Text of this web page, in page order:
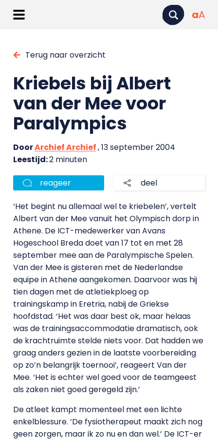
aA
Terug naar overzicht
Kriebels bij Albert
van der Mee voor
Paralympics
DoorArchief Archief, 13 september 2004
Leestijd:2 minuten
reageer deel
‘Het begint nu allemaal wel te kriebelen’, vertelt
Albert van der Mee vanuit het Olympisch dorp in
Athene. De ICT-medewerker van Avans
Hogeschool Breda doet van 17 tot en met 28
september mee aan de Paralympische Spelen.
Van der Mee is gisteren met de Nederlandse
equipe in Athene aangekomen. Daarvoor was hij
tien dagen met de atletiekploeg op
trainingskamp in Eretria, nabij de Griekse
hoofdstad. ‘Het was daar best ok, maar helaas
was de trainingsaccommodatie dramatisch, ook
de krachtruimte stelde niets voor. Dat hadden we
graag anders gezien in de laatste voorbereiding
op zo’n belangrijk toernooi’, reageert Van der
Mee. ‘Het is echter wel goed voor de teamgeest
als zaken niet goed geregeld zijn.’
De atleet kampt momenteel met een lichte
enkelblessure. ‘De fysiotherapeut maakt zich nog
geen zorgen, maar ik zo nu en dan wel.’ De ICT-er